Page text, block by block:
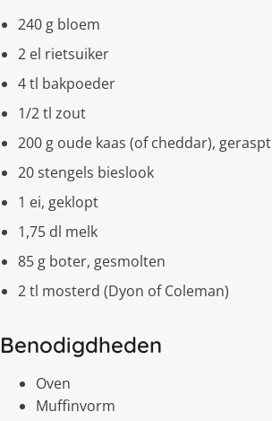
240 g bloem
2 el rietsuiker
4 tl bakpoeder
1/2 tl zout
200 g oude kaas (of cheddar), geraspt
20 stengels bieslook
1 ei, geklopt
1,75 dl melk
85 g boter, gesmolten
2 tl mosterd (Dyon of Coleman)
Benodigdheden
Oven
Muffinvorm